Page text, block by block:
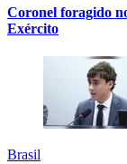
Coronel foragido
Exército
Brasil